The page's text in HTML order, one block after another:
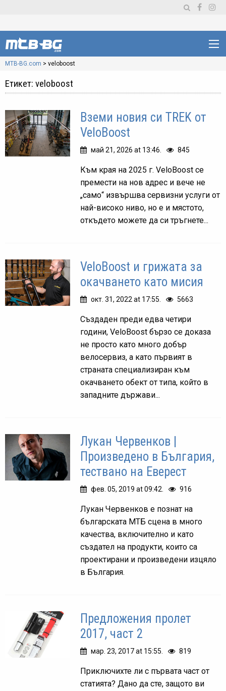
MTB-BG.com > veloboost
Етикет: veloboost
Вземи новия си TREK от
VeloBoost
май 21, 2026 at 13:46. 845
Към края на 2025 г. VeloBoost се
премести на нов адрес и вече не
„само“ извършва сервизни услуги от
най-високо ниво, но е и мястото,
откъдето можете да си тръгнете...
VeloBoost и грижата за
окачването като мисия
окт. 31, 2022 at 17:55. 5663
Създаден преди едва четири
години, VeloBoost бързо се доказа
не просто като много добър
велосервиз, а като първият в
страната специализиран към
окачването обект от типа, който в
западните държави...
Лукан Червенков |
Произведено в България,
тествано на Еверест
фев. 05, 2019 at 09:42. 916
Лукан Червенков е познат на
българската МТБ сцена в много
качества, включително и като
създател на продукти, които са
проектирани и произведени изцяло
в България.
Предложения пролет
2017, част 2
мар. 23, 2017 at 15:55. 819
Приключихте ли с първата част от
статията? Дано да сте, защото ви